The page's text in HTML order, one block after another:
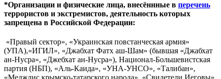
*Организации и физические лица, внесённные в перечень
террористов и экстремистов, деятельность которых
запрещена в Российской Федерации:
«Правый сектор», «Украинская повстанческая армия»
(УПА),«ИГИЛ», «Джабхат Фатх аш-Шам» (бывшая «Джабхат
ан-Нусра», «Джебхат ан-Нусра»), Национал-Большевистская
партия (НБП), «Аль-Каида», «УНА-УНСО», «Талибан»,